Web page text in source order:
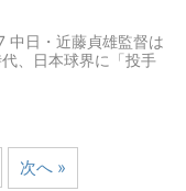
中日・近藤貞雄監督は
、日本球界に「投手
次へ »